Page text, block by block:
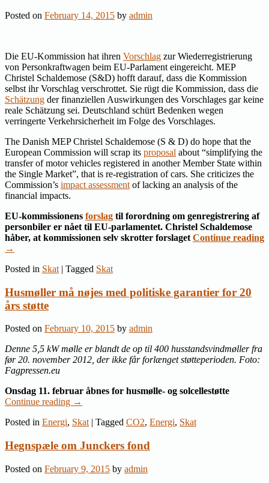
Posted on February 14, 2015 by admin
Die EU-Kommission hat ihren Vorschlag zur Wiederregistrierung
von Personkraftwagen beim EU-Parlament eingereicht. MEP
Christel Schaldemose (S&D) hofft darauf, dass die Kommission
selbst ihr Vorschlag verschrottet. Sie rügt die Kommission, dass die
Schätzung der finanziellen Auswirkungen des Vorschlages gar keine
reale Schätzung sei. Deutschland schürt Bedenken wegen
verringerte Verkehrsicherheit im Folge des Vorschlages.
The Danish MEP Christel Schaldemose (S & D) do hope that the
European Commission will scrap its proposal about “simplifying the
transfer of motor vehicles registered in another Member State within
the Single Market”, that is re-registration of cars. She criticizes the
Commission’s impact assessment of lacking an analysis of the
financial impacts.
EU-kommissionens forslag til forordning om genregistrering af
personbiler er nået til EU-parlamentet. Christel Schaldemose
håber, at kommissionen selv skrotter forslaget Continue reading
→
Posted in Skat | Tagged Skat
Husmøller må nøjes med politiske garantier for 20
års støtte
Posted on February 10, 2015 by admin
Denne 5,5 kW mølle er blandt de op til 400 husstandsvindmøller fra
før 20. november 2012, der ikke får forlænget støtteperioden. Foto:
Fagpressen.eu
Onsdag 11. februar åbnes for husmølle- og solcellestøtte
Continue reading →
Posted in Energi, Skat | Tagged CO2, Energi, Skat
Hegnspæle om Junckers fond
Posted on February 9, 2015 by admin